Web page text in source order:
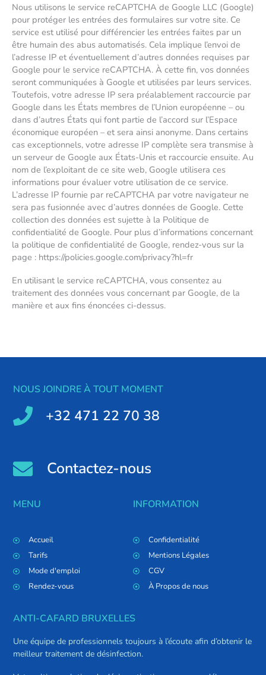
Nous utilisons le service reCAPTCHA de Google LLC (Google)
pour protéger les entrées des formulaires sur votre site. Ce
service est utilisé pour différencier les entrées faites par un
être humain des abus automatisés. Cela implique l’envoi de
l’adresse IP et éventuellement d’autres données requises par
Google pour le service reCAPTCHA. À cette fin, vos données
seront communiquées à Google et utilisées par leurs services.
Toutefois, votre adresse IP sera préalablement raccourcie par
Google dans les États membres de l’Union européenne – ou
dans d’autres États qui font partie de l’accord sur l’Espace
économique européen – et sera ainsi anonyme. Dans certains
cas exceptionnels, votre adresse IP complète sera transmise à
un serveur de Google aux États-Unis et raccourcie ensuite. Au
nom de l’exploitant de ce site web, Google utilisera ces
informations pour évaluer votre utilisation de ce service.
L’adresse IP fournie par reCAPTCHA par votre navigateur ne
sera pas fusionnée avec d’autres données de Google. Cette
collection des données est sujette à la Politique de
confidentialité de Google. Pour plus d’informations concernant
la politique de confidentialité de Google, rendez-vous sur la
page : https://policies.google.com/privacy?hl=fr
En utilisant le service reCAPTCHA, vous consentez au
traitement des données vous concernant par Google, de la
manière et aux fins énoncées ci-dessus.
NOUS JOINDRE À TOUT MOMENT
+32 471 22 70 38
Contactez-nous
MENU
Accueil
Tarifs
Mode d'emploi
Rendez-vous
INFORMATION
Confidentialité
Mentions Légales
CGV
À Propos de nous
ANTI-CAFARD BRUXELLES
Une équipe de professionnels toujours à l’écoute afin d’obtenir le
meilleur traitement de désinfection.